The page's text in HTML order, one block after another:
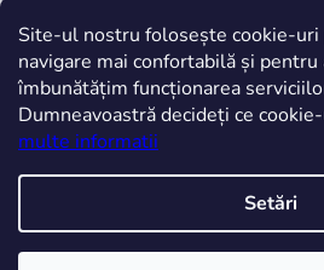
Site-ul nostru folosește cookie-uri
navigare mai confortabilă și pentru
îmbunătățim funcționarea
Dumneavoastră decideți ce
multe informatii
Setări
Cea mai bună achiziție. Minunați!
freddystore.ro
Creat de